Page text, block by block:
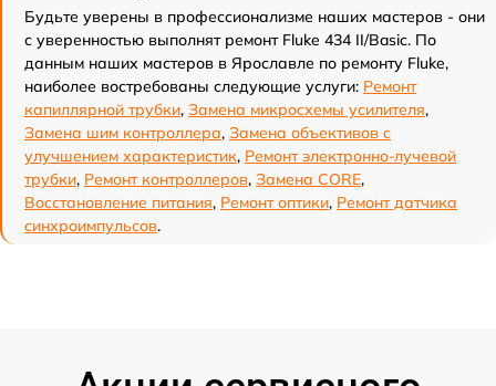
Будьте уверены в профессионализме наших мастеров - они
с уверенностью выполнят ремонт Fluke 434 II/Basic. По
данным наших мастеров в Ярославле по ремонту Fluke,
наиболее востребованы следующие услуги: Ремонт
капиллярной трубки, Замена микросхемы усилителя,
Замена шим контроллера, Замена объективов с
улучшением характеристик, Ремонт электронно-лучевой
трубки, Ремонт контроллеров, Замена CORE,
Восстановление питания, Ремонт оптики, Ремонт датчика
синхроимпульсов.